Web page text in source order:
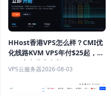
HHost香港VPS怎么样？CMI优
化线路KVM VPS年付$25起，
4GB内存优惠套餐
VPS云服务器2026-08-03